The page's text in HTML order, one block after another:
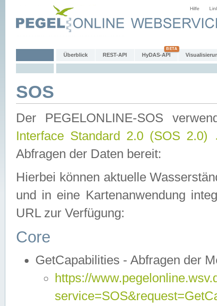
Hilfe
Überblick REST-API HyDAS-API
SOS
Der PEGELONLINE-SOS
Interface Standard 2.0 (SOS 2.0)
Abfragen der Daten bereit:
Hierbei können aktuelle
und in eine Kartenanwendung
URL zur Verfügung:
Core
GetCapabilities - Abfragen der
https://